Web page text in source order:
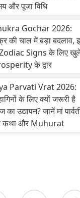
और पूजा विधि
Gochar 2026:
की चाल में बड़ा बदलाव,
Signs के लिए
के द्वार
Parvati Vrat 2026:
के लिए क्यों जरूरी है
उद्यापन? जानें मां
कथा और Muhurat